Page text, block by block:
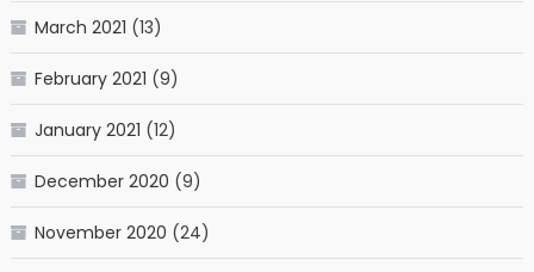
March 2021 (13)
February 2021 (9)
January 2021 (12)
December 2020 (9)
November 2020 (24)